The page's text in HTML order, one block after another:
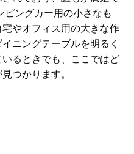
ピングカー用の小さなも
やオフィス用の大きな作
ニングテーブルを明るく
るときでも、ここではど
つかります。
ーへようこそ。ここで